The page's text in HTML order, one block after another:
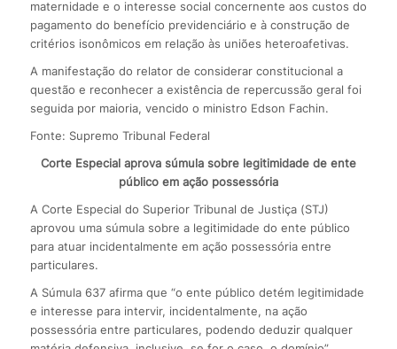
maternidade e o interesse social concernente aos custos do
pagamento do benefício previdenciário e à construção de
critérios isonômicos em relação às uniões heteroafetivas.
A manifestação do relator de considerar constitucional a
questão e reconhecer a existência de repercussão geral foi
seguida por maioria, vencido o ministro Edson Fachin.
Fonte: Supremo Tribunal Federal
Corte Especial aprova súmula sobre legitimidade de ente
público em ação possessória
A Corte Especial do Superior Tribunal de Justiça (STJ)
aprovou uma súmula sobre a legitimidade do ente público
para atuar incidentalmente em ação possessória entre
particulares.
A Súmula 637 afirma que “o ente público detém legitimidade
e interesse para intervir, incidentalmente, na ação
possessória entre particulares, podendo deduzir qualquer